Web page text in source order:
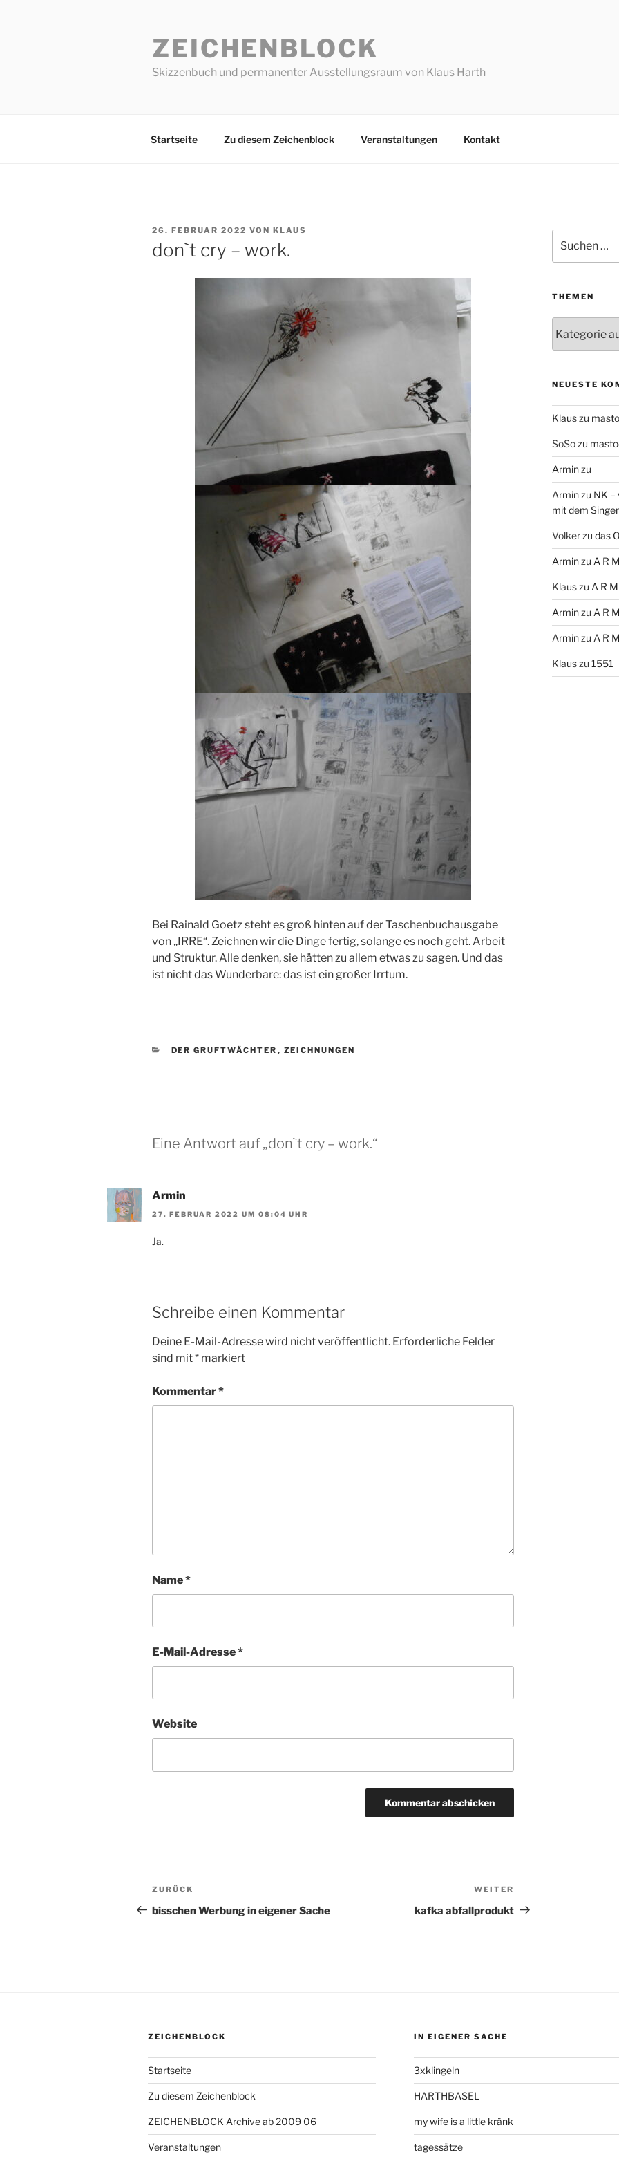
ZEICHENBLOCK
Skizzenbuch und permanenter Ausstellungsraum von Klaus Harth
Startseite Zu diesem Zeichenblock Veranstaltungen Kontakt
VERÖFFENTLICHT
AM
26. FEBRUAR 2022 VON KLAUS
don`t cry – work.
Bei Rainald Goetz steht es groß hinten auf der Taschenbuchausgabe
von „IRRE“. Zeichnen wir die Dinge fertig, solange es noch geht. Arbeit
und Struktur. Alle denken, sie hätten zu allem etwas zu sagen. Und das
ist nicht das Wunderbare: das ist ein großer Irrtum.
KATEGORIEN
DER GRUFTWÄCHTER , ZEICHNUNGEN
Eine Antwort auf „don`t cry – work.“
Armin
27. FEBRUAR 2022 UM 08:04 UHR
Ja.
Schreibe einen Kommentar
Deine E-Mail-Adresse wird nicht veröffentlicht. Erforderliche Felder
sind mit* markiert
Kommentar*
Name*
E-Mail-Adresse*
Website
Beitragsnavigation
Vorheriger
Beitrag
ZURÜCK
bisschen Werbung in eigener Sache
Beitrag
WEITER
kafka abfallprodukt
nach:
THEMEN
NEUESTE
Klauszu
SoSozu
Arminzu
Arminzu NK –
mit dem
Volkerzu das
Arminzu A R
Klauszu A R
Arminzu A R
Arminzu A R
Klauszu 1551
ZEICHENBLOCK
Startseite
Zu diesem Zeichenblock
ZEICHENBLOCK Archive ab 2009 06
Veranstaltungen
IN EIGENER SACHE
3xklingeln
HARTHBASEL
my wife is a little kränk
tagessätze